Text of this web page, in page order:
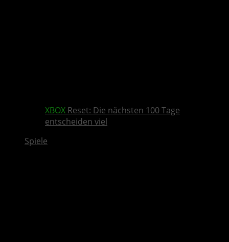
XBOX Reset: Die nächsten 100 Tage
entscheiden viel
Spiele